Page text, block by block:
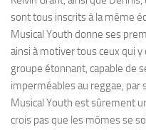
sont tous inscrits à la même
Musical Youth donne ses
ainsi à motiver tous ceux qui
groupe étonnant, capable de
imperméables au reggae, par
Musical Youth est sûrement
crois pas que les mômes se